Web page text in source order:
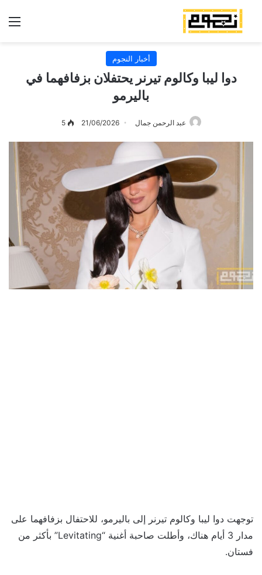
أخبار النجوم
دوا ليبا وكالوم تيرنر يحتفلان بزفافهما في
باليرمو
عبد الرحمن جمال 21/06/2026
5
توجهت دوا ليبا وكالوم تيرنر إلى باليرمو، للاحتفال بزفافهما على
مدار 3 أيام هناك، وأطلت صاحبة أغنية “Levitating” بأكثر من
فستان.